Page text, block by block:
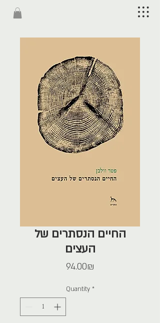
החיים הנסתרים של
העצים
‏94.00 ‏₪
Quantity *